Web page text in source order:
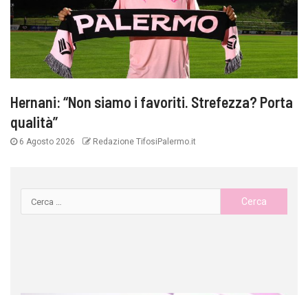
Hernani: “Non siamo i favoriti. Strefezza? Porta
qualità”
6 Agosto 2026 Redazione TifosiPalermo.it